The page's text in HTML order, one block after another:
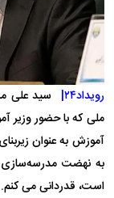
رویداد۲۴|
سید علی
ملی که با حضور وزیر
آموزش به عنوان
به نهضت مدرسه‌سازی
است، قدردانی می کنم.